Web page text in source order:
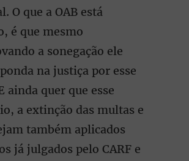
O que a OAB está
é que mesmo
a sonegação ele
na justiça por esse
ainda quer que esse
a extinção das multas e
também aplicados
já julgados pelo CARF e